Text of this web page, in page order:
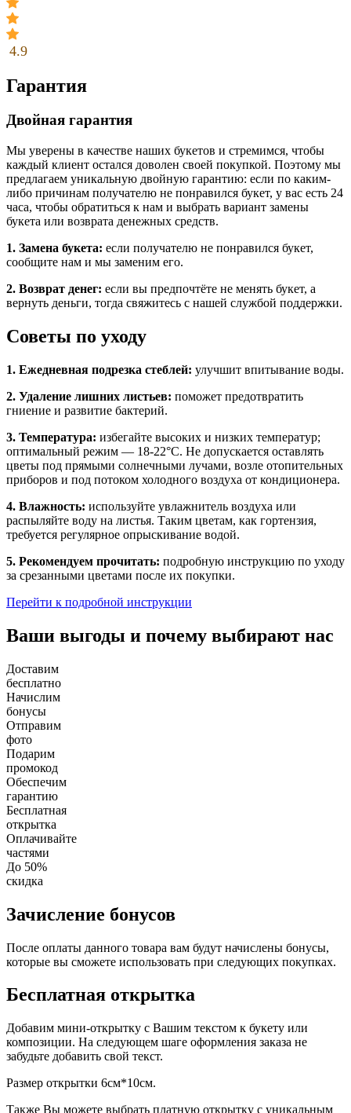
4.9
Гарантия
Двойная гарантия
Мы уверены в качестве наших букетов и стремимся, чтобы
каждый клиент остался доволен своей покупкой. Поэтому мы
предлагаем уникальную двойную гарантию: если по каким-
либо причинам получателю не понравился букет, у вас есть 24
часа, чтобы обратиться к нам и выбрать вариант замены
букета или возврата денежных средств.
1. Замена букета: если получателю не понравился букет,
сообщите нам и мы заменим его.
2. Возврат денег: если вы предпочтёте не менять букет, а
вернуть деньги, тогда свяжитесь с нашей службой поддержки.
Советы по уходу
1. Ежедневная подрезка стеблей: улучшит впитывание воды.
2. Удаление лишних листьев: поможет предотвратить
гниение и развитие бактерий.
3. Температура: избегайте высоких и низких температур;
оптимальный режим — 18-22°C. Не допускается оставлять
цветы под прямыми солнечными лучами, возле отопительных
приборов и под потоком холодного воздуха от кондиционера.
4. Влажность: используйте увлажнитель воздуха или
распыляйте воду на листья. Таким цветам, как гортензия,
требуется регулярное опрыскивание водой.
5. Рекомендуем прочитать: подробную инструкцию по уходу
за срезанными цветами после их покупки.
Перейти к подробной инструкции
Ваши выгоды и почему выбирают нас
Доставим
бесплатно
Начислим
бонусы
Отправим
фото
Подарим
промокод
Обеспечим
гарантию
Бесплатная
открытка
Оплачивайте
частями
До 50%
скидка
Зачисление бонусов
После оплаты данного товара вам будут начислены бонусы,
которые вы сможете использовать при следующих покупках.
Бесплатная открытка
Добавим мини-открытку с Вашим текстом к букету или
композиции. На следующем шаге оформления заказа не
забудьте добавить свой текст.
Размер открытки 6см*10см.
Также Вы можете выбрать платную открытку с уникальным